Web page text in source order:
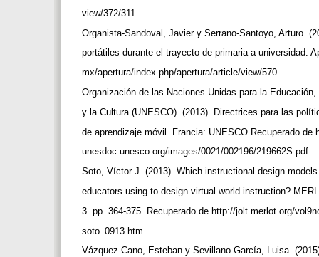
view/372/311
Organista-Sandoval, Javier y Serrano-Santoyo, Arturo.
portátiles durante el trayecto de primaria a universidad.
mx/apertura/index.php/apertura/article/view/570
Organización de las Naciones Unidas para la
y la Cultura (UNESCO). (2013). Directrices para las
de aprendizaje móvil. Francia: UNESCO Recuperado de
unesdoc.unesco.org/images/0021/002196/219662S.pdf
Soto, Víctor J. (2013). Which instructional design
educators using to design virtual world instruction?
3. pp. 364-375. Recuperado de http://jolt.merlot.org/
soto_0913.htm
Vázquez-Cano, Esteban y Sevillano García, Luisa.